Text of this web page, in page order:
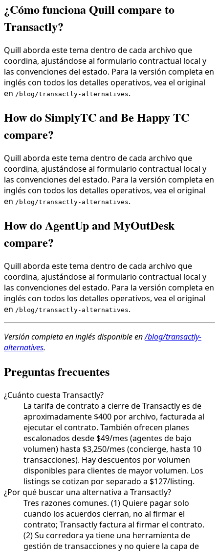
¿Cómo funciona Quill compare to
Transactly?
Quill aborda este tema dentro de cada archivo que
coordina, ajustándose al formulario contractual local y
las convenciones del estado. Para la versión completa en
inglés con todos los detalles operativos, vea el original
en /blog/transactly-alternatives.
How do SimplyTC and Be Happy TC
compare?
Quill aborda este tema dentro de cada archivo que
coordina, ajustándose al formulario contractual local y
las convenciones del estado. Para la versión completa en
inglés con todos los detalles operativos, vea el original
en /blog/transactly-alternatives.
How do AgentUp and MyOutDesk
compare?
Quill aborda este tema dentro de cada archivo que
coordina, ajustándose al formulario contractual local y
las convenciones del estado. Para la versión completa en
inglés con todos los detalles operativos, vea el original
en /blog/transactly-alternatives.
Versión completa en inglés disponible en/blog/transactly-
alternatives.
Preguntas frecuentes
¿Cuánto cuesta Transactly?
La tarifa de contrato a cierre de Transactly es de
aproximadamente $400 por archivo, facturada al
ejecutar el contrato. También ofrecen planes
escalonados desde $49/mes (agentes de bajo
volumen) hasta $3,250/mes (concierge, hasta 10
transacciones). Hay descuentos por volumen
disponibles para clientes de mayor volumen. Los
listings se cotizan por separado a $127/listing.
¿Por qué buscar una alternativa a Transactly?
Tres razones comunes. (1) Quiere pagar solo
cuando los acuerdos cierran, no al firmar el
contrato; Transactly factura al firmar el contrato.
(2) Su corredora ya tiene una herramienta de
gestión de transacciones y no quiere la capa de